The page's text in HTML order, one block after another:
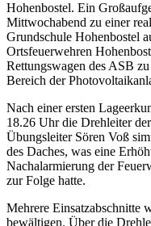
Hohenbostel. Ein
Mittwochabend zu einer
Grundschule Hohenbostel
Ortsfeuerwehren
Rettungswagen des ASB
Bereich der
Nach einer ersten
18.26 Uhr die Drehleiter
Übungsleiter Sören Voß
des Daches, was eine
Nachalarmierung der
zur Folge hatte.
Mehrere Einsatzabschnitte
bewältigen. Über die